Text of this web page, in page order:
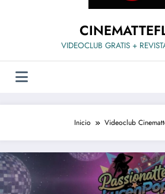
VIDEOCLUB GRATIS +
Inicio Videoclub